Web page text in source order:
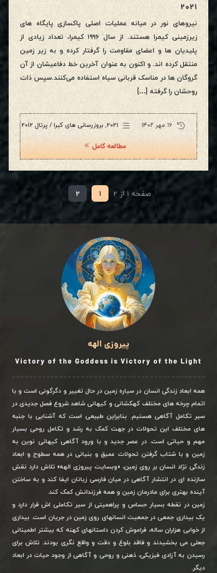
۲۰۲۱
نیروهای نور در میانه عملیات اصلی پاکسازی پایگاه های
زیرزمینی کیمرا هستند. از سال ۱۹۹۶ کیمرا، تعداد زیادی از
پلیدیان ها و اعضای مقاومت را گرفتار کرده و به زیر زمین
منتقل کرده اند. و اکنون به عنوان آخرین خط دفاعیشان از آن
گروگان ها در مناسک قربانی سیاه استفاده می‌کنند.سپس ذات
روحشان را گرفته […]
۱۶ مهر ۱۴۰۲ 2021
, بروزرسانی های کبرا / پرتال 2012
مطالعه کامل
صفحه 1 از 2 1
2
پیروزی الهه
Victory of the Goddess is Victory of the Light
همه ابعاد زندگی انسان در سیاره زمین در حال تغییر و دگرگونی است و با
اتمام چرخه های مختلف کهکشانی و کیهانی شاهد شروع فصل جدیدی در
سیر تکامل آگاهی هستیم. بنابراین طبیعی است که آشنایی با جنبه
های مختلف این تحولات در جهت کمک به رشد و تکامل روحی بسیار
مهم و حیاتی است. در عصر جدید و با ورود آگاهی کیهانی نوین به
زمین و با شتاب گرفتن تحولات عمیق و بنیانی در همه سطوح و ابعاد
زندگی نژاد انسان بر روی زمین، «وبسایت پیروزی الهه» تلاش دارد نقش
سازنده ای در انتشار آگاهی در میان فارسی زبانان ایفا کند و به ساختن
آینده بهتری برای مادرمان زمین و همه فرزندانش کمک کند.
زمین در نقطه بسیار حساس و پراهمیتی از سیر تکاملی اش قرار دارد و
یک بیداری جمعی در جمعیت انسانهای روی زمین در جریان است. بیداری
از خوابی هزاران ساله، فراموش کردن داستانهای کهنه که بیشتر اطمینانی
جعلی می بخشیدند و فاقد بلوغ و دقت و واقع نگری بودند. تلاش برای
رسیدن به آزادی فیزیکی، ذهنی و روحی و آگاهی از وجود حیات در ابعاد
دیگر.